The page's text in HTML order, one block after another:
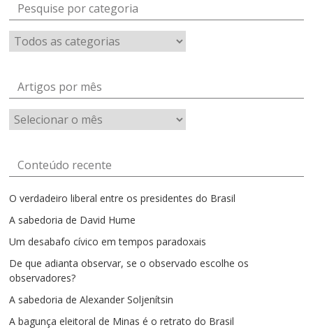
Pesquise por categoria
Artigos por mês
Artigos
por
Conteúdo recente
O verdadeiro liberal entre os presidentes do Brasil
A sabedoria de David Hume
Um desabafo cívico em tempos paradoxais
De que adianta observar, se o observado escolhe os
observadores?
A sabedoria de Alexander Soljenítsin
A bagunça eleitoral de Minas é o retrato do Brasil